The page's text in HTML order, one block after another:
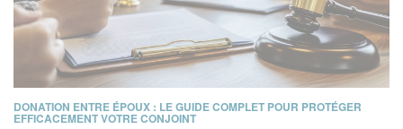
DONATION ENTRE ÉPOUX : LE GUIDE COMPLET POUR PROTÉGER
EFFICACEMENT VOTRE CONJOINT